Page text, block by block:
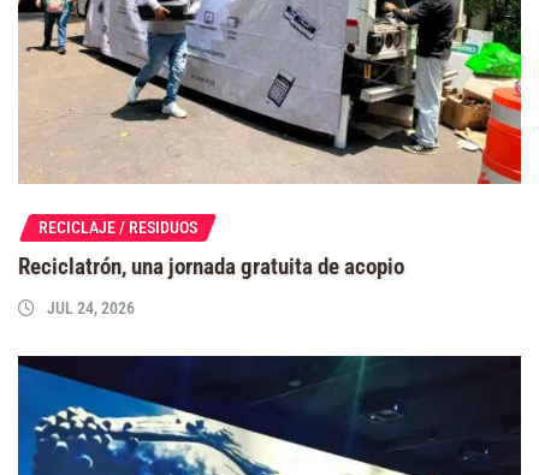
RECICLAJE / RESIDUOS
Reciclatrón, una jornada gratuita de acopio
JUL 24, 2026